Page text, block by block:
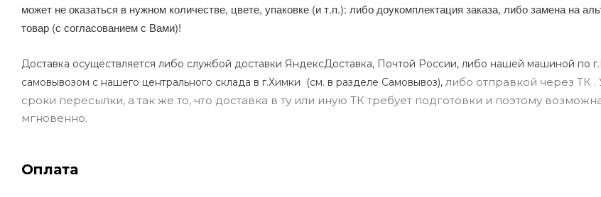
может не оказаться в нужном количестве, цвете, упаковке (и т.п.): либо доукомплектация заказа, либо замена на
товар (с согласованием с Вами)!
Доставка осуществляется либо службой доставки ЯндексДоставка, Почтой России, либо нашей машиной по
самовывозом с нашего центрального склада в г.Химки (см. в разделе Самовывоз), либо отправкой через ТК .
сроки пересылки, а так же то, что доставка в ту или иную ТК требует подготовки и поэтому
мгновенно.
Оплата